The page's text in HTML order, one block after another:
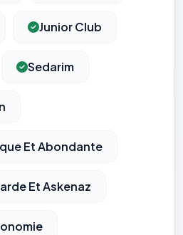
Junior Club
Sedarim
Et Abondante
Et Askenaz